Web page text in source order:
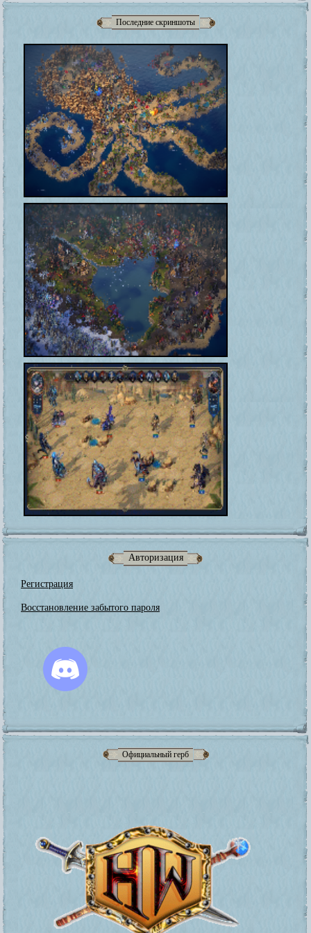
Последние скриншоты
Авторизация
Регистрация
Восстановление забытого пароля
Официальный герб